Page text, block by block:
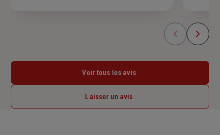
Voir tous les avis
Laisser un avis